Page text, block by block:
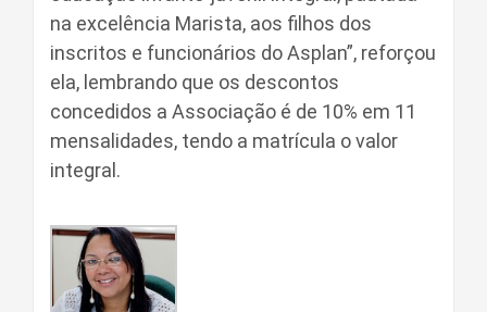
na excelência Marista, aos filhos dos
inscritos e funcionários do Asplan”, reforçou
ela, lembrando que os descontos
concedidos a Associação é de 10% em 11
mensalidades, tendo a matrícula o valor
integral.